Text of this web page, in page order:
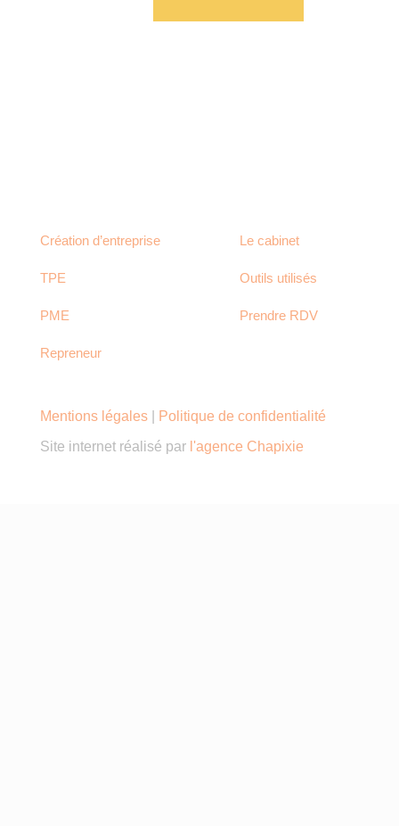
Création d’entreprise
TPE
PME
Repreneur
Le cabinet
Outils utilisés
Prendre RDV
Mentions légales
Politique de confidentialité
Site internet réalisé par l'agence Chapixie